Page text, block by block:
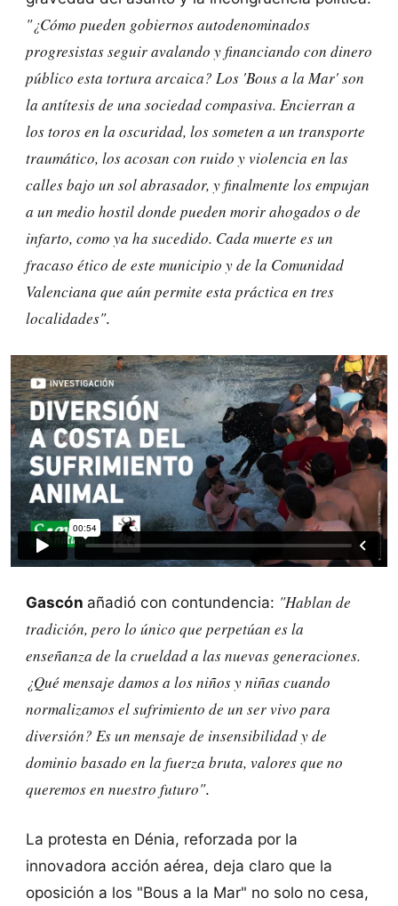
"¿Cómo pueden gobiernos autodenominados
progresistas seguir avalando y financiando con dinero
público esta tortura arcaica? Los 'Bous a la Mar' son
la antítesis de una sociedad compasiva. Encierran a
los toros en la oscuridad, los someten a un transporte
traumático, los acosan con ruido y violencia en las
calles bajo un sol abrasador, y finalmente los empujan
a un medio hostil donde pueden morir ahogados o de
infarto, como ya ha sucedido. Cada muerte es un
fracaso ético de este municipio y de la Comunidad
Valenciana que aún permite esta práctica en tres
localidades".
Gascón añadió con contundencia: "Hablan de
tradición, pero lo único que perpetúan es la
enseñanza de la crueldad a las nuevas generaciones.
¿Qué mensaje damos a los niños y niñas cuando
normalizamos el sufrimiento de un ser vivo para
diversión? Es un mensaje de insensibilidad y de
dominio basado en la fuerza bruta, valores que no
queremos en nuestro futuro".
La protesta en Dénia, reforzada por la
innovadora acción aérea, deja claro que la
oposición a los "Bous a la Mar" no solo no cesa,